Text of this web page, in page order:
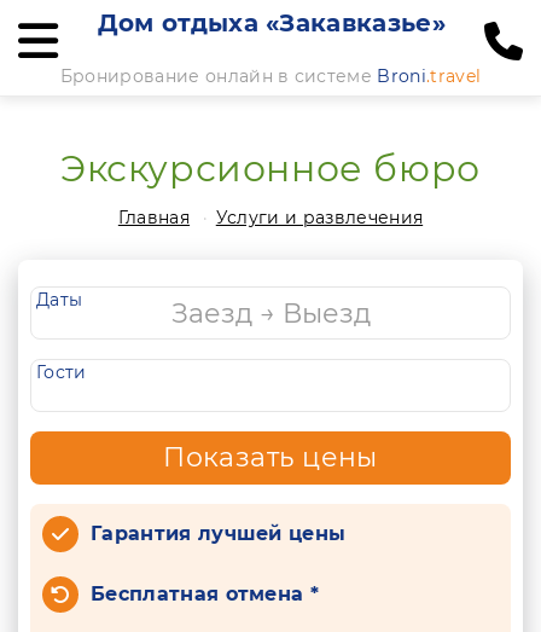
Дом отдыха «Закавказье»
Бронирование онлайн в системе Broni.travel
Экскурсионное бюро
Главная Услуги и развлечения
Даты
Гости
Показать цены
Гарантия лучшей цены
Бесплатная отмена *